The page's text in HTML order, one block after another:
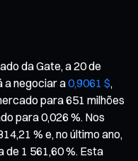
da Gate, a 20 de
a negociar a0,9061 $,
para 651 milhões
para 0,026 %. Nos
% e, no último ano,
de 1 561,60 %. Esta